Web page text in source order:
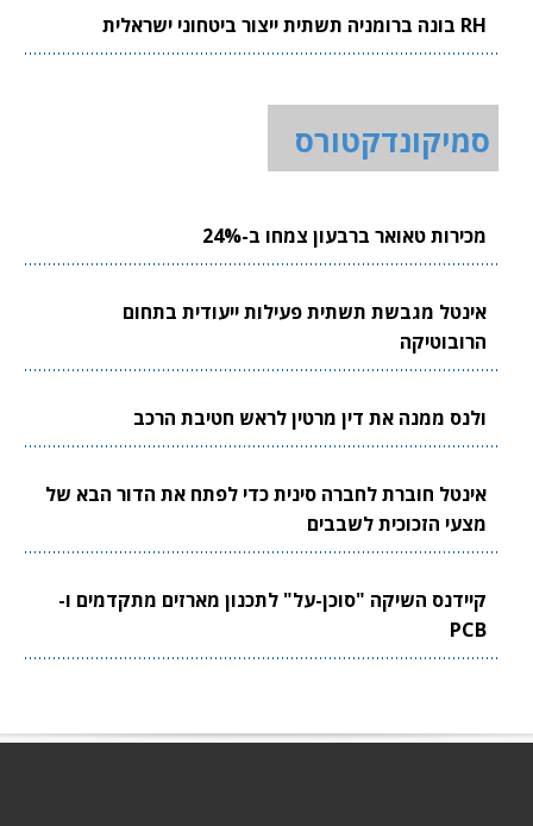
RH בונה ברומניה תשתית ייצור ביטחוני ישראלית
סמיקונדקטורס
מכירות טאואר ברבעון צמחו ב-24%
אינטל מגבשת תשתית פעילות ייעודית בתחום
הרובוטיקה
ולנס ממנה את דין מרטין לראש חטיבת הרכב
אינטל חוברת לחברה סינית כדי לפתח את הדור הבא של
מצעי הזכוכית לשבבים
קיידנס השיקה "סוכן-על" לתכנון מארזים מתקדמים ו-
PCB